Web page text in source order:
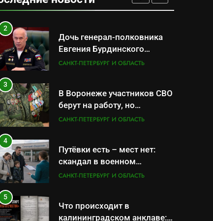
военной продукцией:
2
Дочь генерал-полковника
Евгения Бурдинского
оказывает платные услуги
САНКТ-ПЕТЕРБУРГ И ОБЛАСТЬ
3
В Воронеже участников СВО
берут на работу, но
удержаться удаётся не всем
САНКТ-ПЕТЕРБУРГ И ОБЛАСТЬ
4
Путёвки есть – мест нет:
скандал в военном
санатории Владивостока
САНКТ-ПЕТЕРБУРГ И ОБЛАСТЬ
5
Что происходит в
калининградском анклаве: